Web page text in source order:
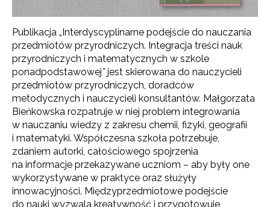
Publikacja „Interdyscyplinarne podejście do nauczania
przedmiotów przyrodniczych. Integracja treści nauk
przyrodniczych i matematycznych w szkole
ponadpodstawowej”jest skierowana do nauczycieli
przedmiotów przyrodniczych, doradców
metodycznych i nauczycieli konsultantów. Małgorzata
Bieńkowska rozpatruje w niej problem integrowania
w nauczaniu wiedzy z zakresu chemii, fizyki, geografii
i matematyki. Współczesna szkoła potrzebuje,
zdaniem autorki, całościowego spojrzenia
na informacje przekazywane uczniom – aby były one
wykorzystywane w praktyce oraz służyły
innowacyjności. Międzyprzedmiotowe podejście
do nauki wyzwala kreatywność i przygotowuje